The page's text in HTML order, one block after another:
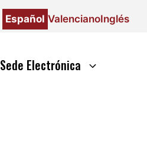
Español ValencianoInglés
Sede Electrónica